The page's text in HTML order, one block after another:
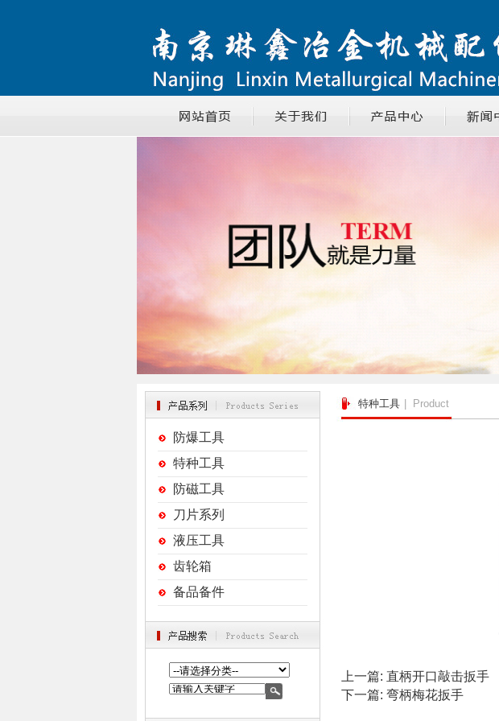
防爆工具
特种工具
防磁工具
刀片系列
液压工具
齿轮箱
备品备件
特种工具 | Product
上一篇: 直柄开口敲击扳手
下一篇: 弯柄梅花扳手